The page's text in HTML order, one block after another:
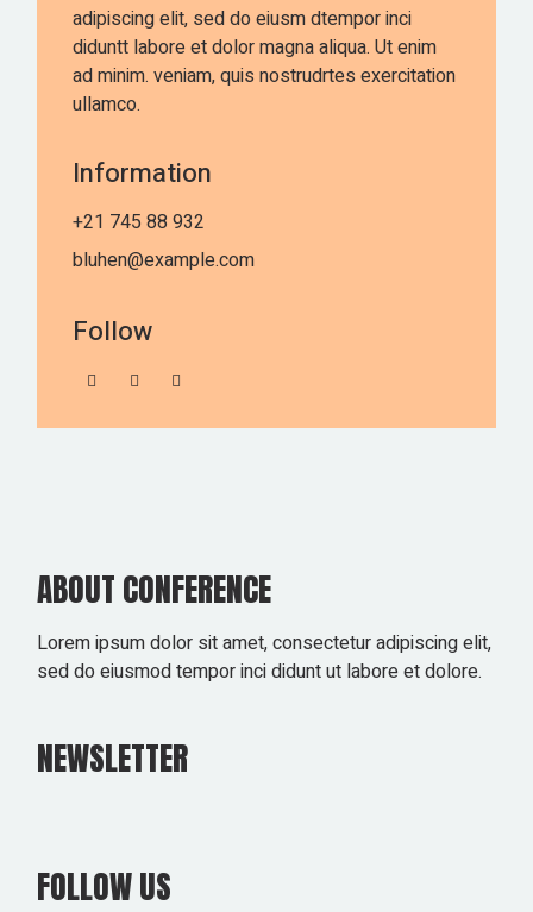
adipiscing elit, sed do eiusm dtempor inci
diduntt labore et dolor magna aliqua. Ut enim
ad minim. veniam, quis nostrudrtes exercitation
ullamco.
Information
+21 745 88 932
bluhen@example.com
Follow
ABOUT CONFERENCE
Lorem ipsum dolor sit amet, consectetur adipiscing elit,
sed do eiusmod tempor inci didunt ut labore et dolore.
NEWSLETTER
FOLLOW US